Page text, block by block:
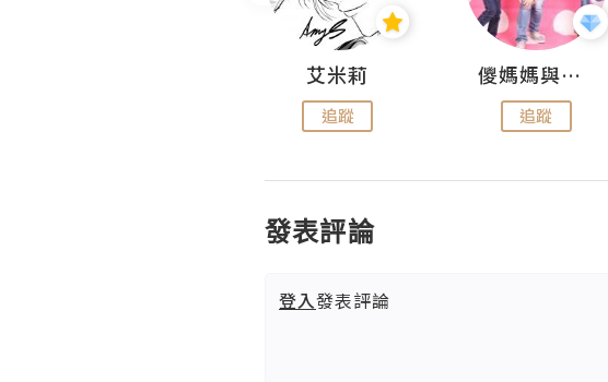
艾米莉
追蹤
儍媽媽與兩隻小魔怪之家
追蹤
發表評論
登入發表評論